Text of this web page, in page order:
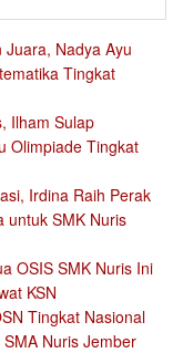
Nadya Ayu
Tingkat
Ilham Sulap
Olimpiade Tingkat
Irdina Raih Perak
untuk SMK Nuris
OSIS SMK Nuris Ini
KSN
Tingkat Nasional
Nuris Jember